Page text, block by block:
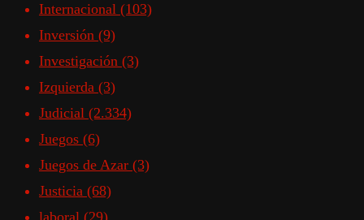
Internacional (103)
Inversión (9)
Investigación (3)
Izquierda (3)
Judicial (2.334)
Juegos (6)
Juegos de Azar (3)
Justicia (68)